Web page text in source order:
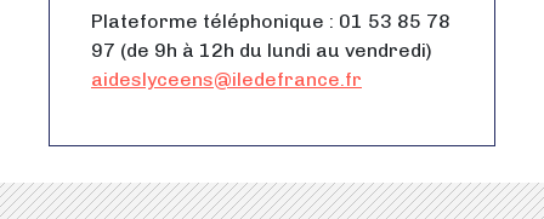
Plateforme téléphonique : 01 53 85 78
97 (de 9h à 12h du lundi au vendredi)
aideslyceens@iledefrance.fr